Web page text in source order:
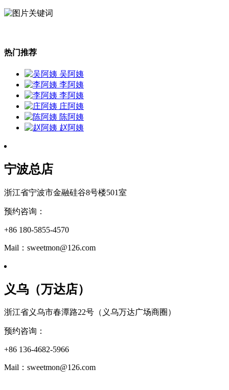
热门推荐
吴阿姨
李阿姨
李阿姨
庄阿姨
陈阿姨
赵阿姨
宁波总店
浙江省宁波市金融硅谷8号楼501室
预约咨询：
+86 180-5855-4570
Mail：sweetmon@126.com
义乌（万达店）
浙江省义乌市春潭路22号（义乌万达广场商圈）
预约咨询：
+86 136-4682-5966
Mail：sweetmon@126.com